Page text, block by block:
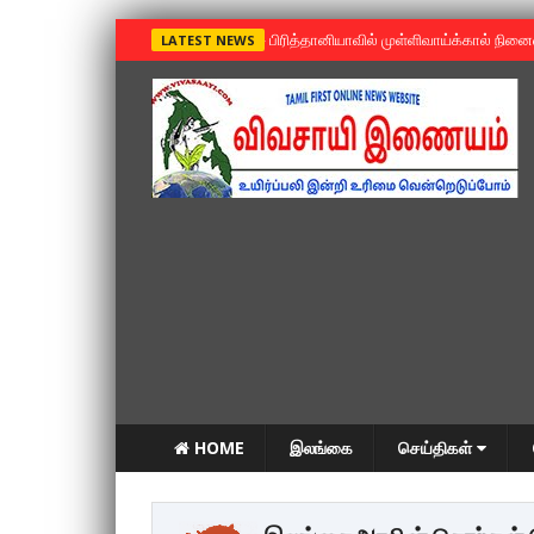
LATEST NEWS »பிரித்தானியாவில் முள்ளிவாய்க்கால்
HOME இலங்கை செய்திகள்